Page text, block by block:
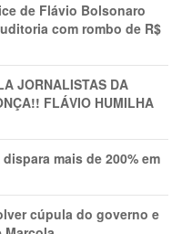
de Flávio Bolsonaro
com rombo de R$
JORNALISTAS DA
FLÁVIO HUMILHA
mais de 200% em
cúpula do governo e